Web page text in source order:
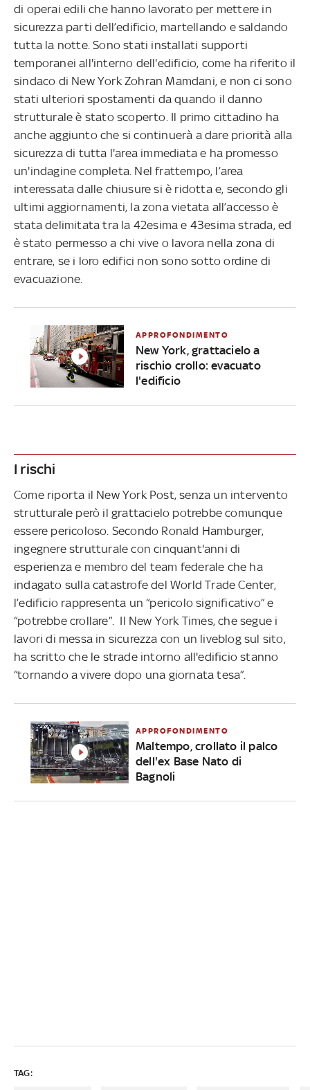
di operai edili che hanno lavorato per mettere in
sicurezza parti dell’edificio, martellando e saldando
tutta la notte. Sono stati installati supporti
temporanei all'interno dell'edificio, come ha riferito il
sindaco di New York Zohran Mamdani, e non ci sono
stati ulteriori spostamenti da quando il danno
strutturale è stato scoperto. Il primo cittadino ha
anche aggiunto che si continuerà a dare priorità alla
sicurezza di tutta l'area immediata e ha promesso
un'indagine completa. Nel frattempo, l’area
interessata dalle chiusure si è ridotta e, secondo gli
ultimi aggiornamenti, la zona vietata all’accesso è
stata delimitata tra la 42esima e 43esima strada, ed
è stato permesso a chi vive o lavora nella zona di
entrare, se i loro edifici non sono sotto ordine di
evacuazione.
APPROFONDIMENTO
New York, grattacielo a
rischio crollo: evacuato
l'edificio
I rischi
Come riporta il New York Post, senza un intervento
strutturale però il grattacielo potrebbe comunque
essere pericoloso. Secondo Ronald Hamburger,
ingegnere strutturale con cinquant'anni di
esperienza e membro del team federale che ha
indagato sulla catastrofe del World Trade Center,
l’edificio rappresenta un “pericolo significativo” e
“potrebbe crollare”. Il New York Times, che segue i
lavori di messa in sicurezza con un liveblog sul sito,
ha scritto che le strade intorno all'edificio stanno
“tornando a vivere dopo una giornata tesa”.
APPROFONDIMENTO
Maltempo, crollato il palco
dell'ex Base Nato di
Bagnoli
TAG: